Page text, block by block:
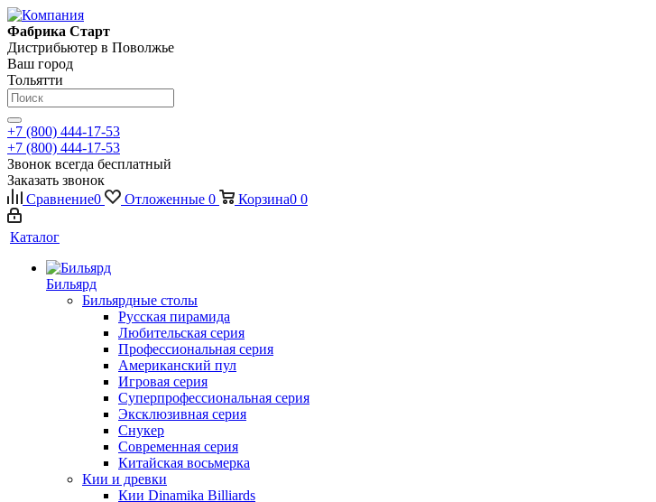
Фабрика Старт
Дистрибьютер в Поволжье
Ваш город
Тольятти
+7 (800) 444-17-53
+7 (800) 444-17-53
Звонок всегда бесплатный
Заказать звонок
Сравнение0 Отложенные 0 Корзина0 0
Каталог
Бильярд
Бильярдные столы
Русская пирамида
Любительская серия
Профессиональная серия
Американский пул
Игровая серия
Суперпрофессиональная серия
Эксклюзивная серия
Снукер
Современная серия
Китайская восьмерка
Кии и древки
Кии Dinamika Billiards